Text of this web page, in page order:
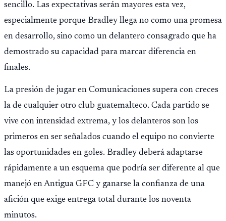
sencillo. Las expectativas serán mayores esta vez,
especialmente porque Bradley llega no como una promesa
en desarrollo, sino como un delantero consagrado que ha
demostrado su capacidad para marcar diferencia en
finales.
La presión de jugar en Comunicaciones supera con creces
la de cualquier otro club guatemalteco. Cada partido se
vive con intensidad extrema, y los delanteros son los
primeros en ser señalados cuando el equipo no convierte
las oportunidades en goles. Bradley deberá adaptarse
rápidamente a un esquema que podría ser diferente al que
manejó en Antigua GFC y ganarse la confianza de una
afición que exige entrega total durante los noventa
minutos.